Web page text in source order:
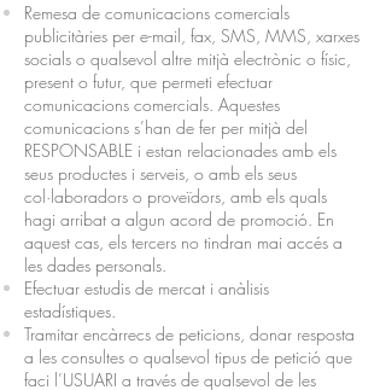
Remesa de comunicacions comercials
publicitàries per e-mail, fax, SMS, MMS, xarxes
socials o qualsevol altre mitjà electrònic o físic,
present o futur, que permeti efectuar
comunicacions comercials. Aquestes
comunicacions s’han de fer per mitjà del
RESPONSABLE i estan relacionades amb els
seus productes i serveis, o amb els seus
col·laboradors o proveïdors, amb els quals
hagi arribat a algun acord de promoció. En
aquest cas, els tercers no tindran mai accés a
les dades personals.
Efectuar estudis de mercat i anàlisis
estadístiques.
Tramitar encàrrecs de peticions, donar resposta
a les consultes o qualsevol tipus de petició que
faci l’USUARI a través de qualsevol de les